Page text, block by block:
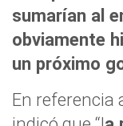
sumarían al
obviamente
un próximo
En referencia